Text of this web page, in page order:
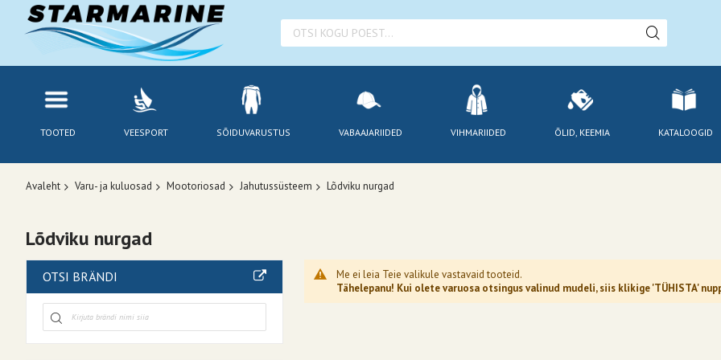
TOOTED VEESPORT SÕIDUVARUSTUS VABAAJARIIDED VIHMARIIDED ÕLID, KEEMIA KATALOOGID
Avaleht Varu- ja kuluosad Mootoriosad Jahutussüsteem Lõdviku nurgad
Lõdviku nurgad
Me ei leia Teie valikule vastavaid tooteid.
Tähelepanu! Kui olete varuosa otsingus valinud mudeli, siis klikige 'TÜHISTA'
OTSI BRÄNDI